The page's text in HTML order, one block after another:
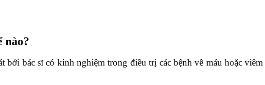
nào?
bởi bác sĩ có kinh nghiệm trong điều trị các bệnh về máu hoặc